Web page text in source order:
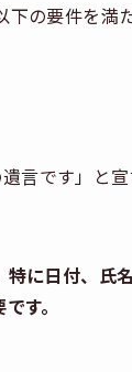
下の要件を満
言です」と
特に日付、氏
す。